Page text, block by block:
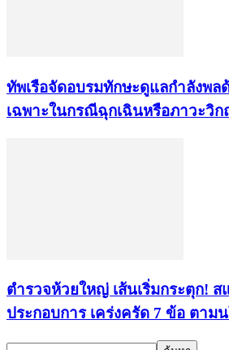
ทัพเรือจัดอบรมทักษะดูแลกำลังพ
เฉพาะในกรณีฉุกเฉินหรือภาวะวิก
ตำรวจห้วยใหญ่ เส้นเริ่มกระตุก!
ประกอบการ เคร่งครัด 7 ข้อ ตาม